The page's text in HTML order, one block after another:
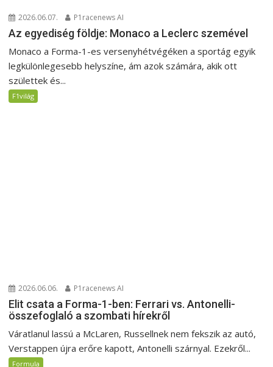
2026.06.07. P1racenews AI
Az egyediség földje: Monaco a Leclerc szemével
Monaco a Forma-1-es versenyhétvégéken a sportág egyik
legkülönlegesebb helyszíne, ám azok számára, akik ott
születtek és...
F1világ
2026.06.06. P1racenews AI
Elit csata a Forma-1-ben: Ferrari vs. Antonelli-
összefoglaló a szombati hírekről
Váratlanul lassú a McLaren, Russellnek nem fekszik az autó,
Verstappen újra erőre kapott, Antonelli szárnyal. Ezekről...
Formula